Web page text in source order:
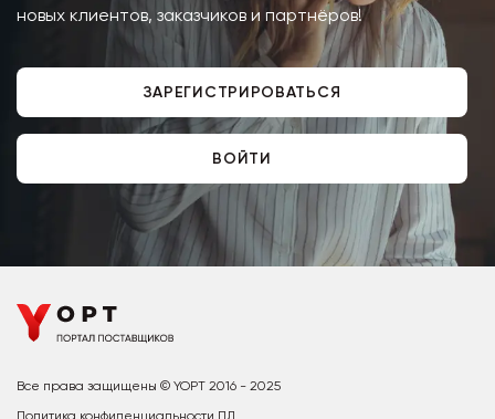
новых клиентов, заказчиков и партнёров!
ЗАРЕГИСТРИРОВАТЬСЯ
ВОЙТИ
Все права защищены © YOPT 2016 - 2025
Политика конфиденциальности ПД